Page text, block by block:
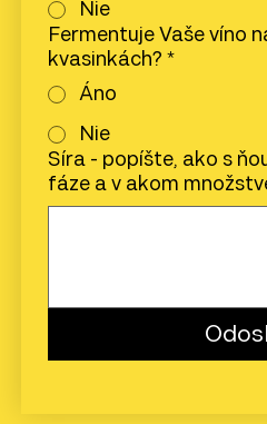
Nie
Fermentuje Vaše víno
kvasinkách? *
Áno
Nie
Síra - popíšte, ako s
fáze a v akom